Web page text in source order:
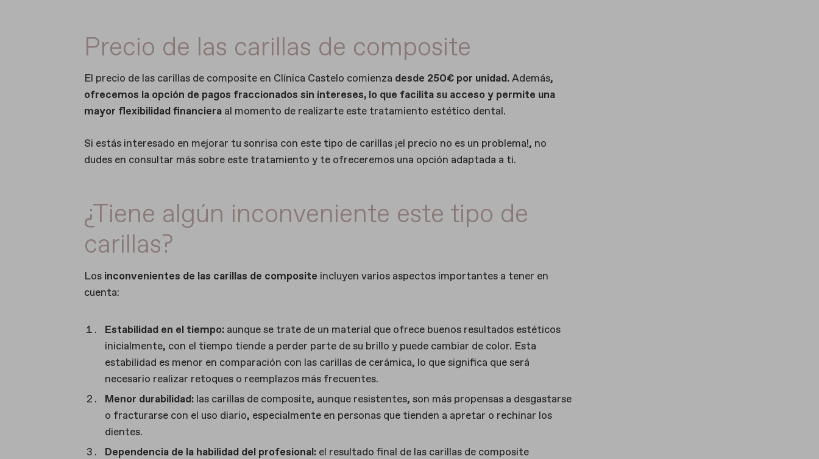
Precio de las carillas de composite
El precio de las carillas de composite en Clínica Castelo comienza desde 250€ por unidad.Además,
ofrecemos la opción de pagos fraccionados sin intereses, lo que facilita su acceso y permite una
mayor flexibilidad financiera al momento de realizarte este tratamiento estético dental.
Si estás interesado en mejorar tu sonrisa con este tipo de carillas ¡el precio no es un problema!, no
dudes en consultar más sobre este tratamiento y te ofreceremos una opción adaptada a ti.
¿Tiene algún inconveniente este tipo de
carillas?
Los inconvenientes de las carillas de composite incluyen varios aspectos importantes a tener en
cuenta:
Estabilidad en el tiempo: aunque se trate de un material que ofrece buenos resultados estéticos
inicialmente, con el tiempo tiende a perder parte de su brillo y puede cambiar de color. Esta
estabilidad es menor en comparación con las carillas de cerámica, lo que significa que será
necesario realizar retoques o reemplazos más frecuentes.
Menor durabilidad: las carillas de composite, aunque resistentes, son más propensas a desgastarse
o fracturarse con el uso diario, especialmente en personas que tienden a apretar o rechinar los
dientes.
Dependencia de la habilidad del profesional: el resultado final de las carillas de composite